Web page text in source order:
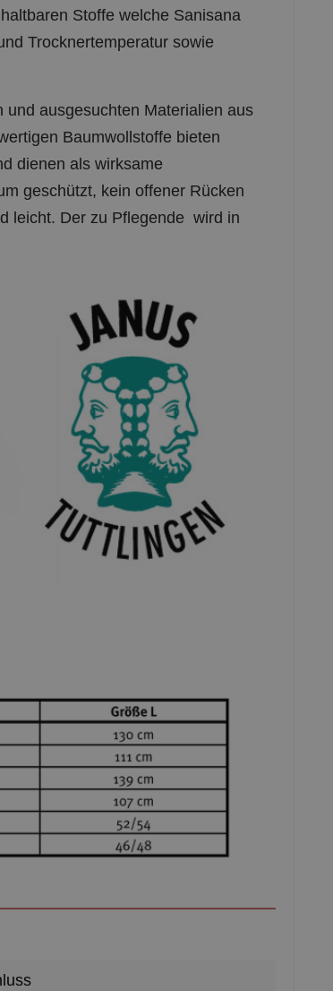
Stoffe welche Sanisana
Trocknertemperatur sowie
ausgesuchten Materialien aus
Baumwollstoffe bieten
dienen als wirksame
geschützt, kein offener Rücken
leicht. Der zu Pflegende wird in